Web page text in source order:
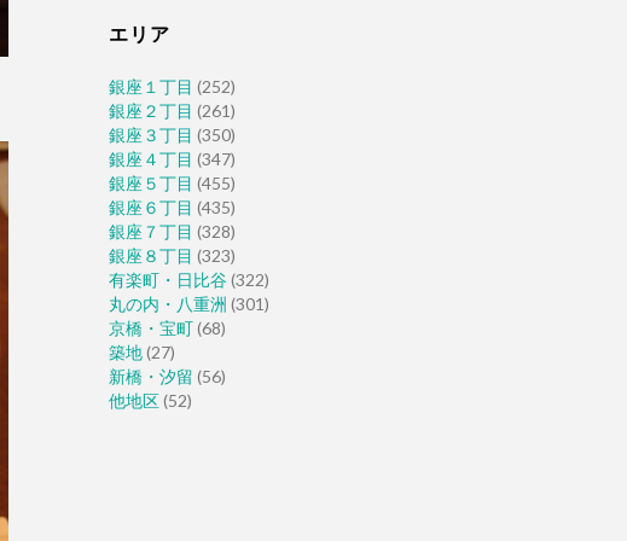
エリア
銀座１丁目 (252)
銀座２丁目 (261)
銀座３丁目 (350)
銀座４丁目 (347)
銀座５丁目 (455)
銀座６丁目 (435)
銀座７丁目 (328)
銀座８丁目 (323)
有楽町・日比谷(322)
丸の内・八重洲 (301)
京橋・宝町(68)
築地(27)
新橋・汐留 (56)
他地区(52)